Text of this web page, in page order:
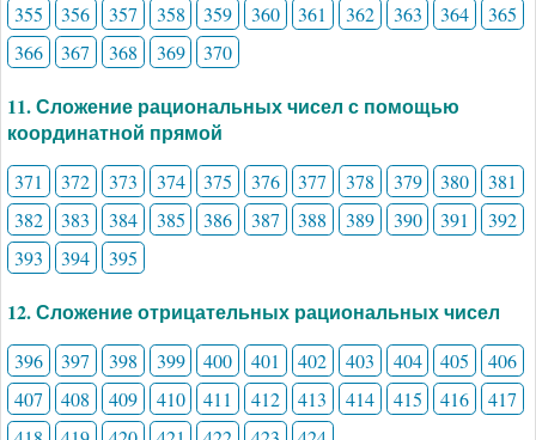
355
356 357 358 359 360 361 362 363 364
365
366
367 368 369 370
11. Сложение рациональных чисел с помощью
координатной прямой
371 372 373 374 375 376 377 378 379 380
381
382
383 384 385 386 387 388 389 390 391
392
393
394 395
12. Сложение отрицательных рациональных чисел
396 397 398 399 400 401 402 403 404 405
406
407
408 409 410 411 412 413 414 415 416
417